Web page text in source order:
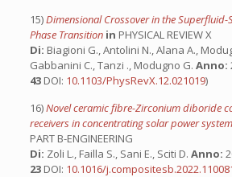
15)Dimensional Crossover in the
Phase Transition in PHYSICAL REVIEW X
Di: Biagioni G., Antolini N., Alana A.,
Gabbanini C., Tanzi ., Modugno G. Anno:
43 DOI: 10.1103/PhysRevX.12.021019)
16)Novel ceramic fibre-Zirconium diboride
receivers in concentrating solar power
PART B-ENGINEERING
Di: Zoli L., Failla S., Sani E., Sciti D. Anno:
23 DOI: 10.1016/